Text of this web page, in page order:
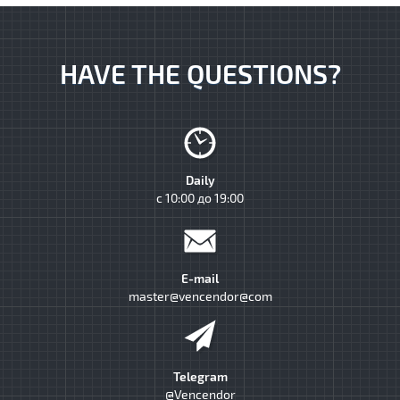
HAVE THE QUESTIONS?
Daily
с 10:00 до 19:00
E-mail
master@vencendor@com
Telegram
@Vencendor